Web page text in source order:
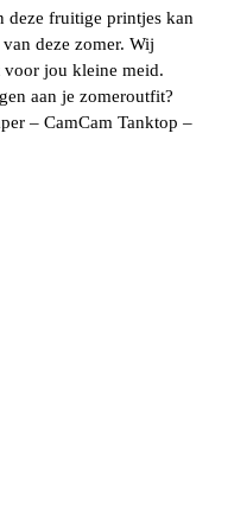
deze fruitige printjes kan
deze zomer. Wij
voor jou kleine meid.
aan je zomeroutfit?
– CamCam Tanktop –